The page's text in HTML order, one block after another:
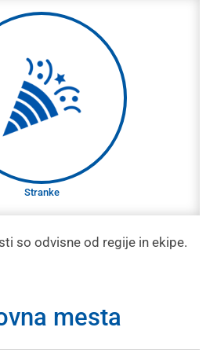
Stranke
Stranke
Radi praznujemo skupaj, bodisi
dogodka bodisi vsi skupaj.
so odvisne od regije in ekipe.
mesta